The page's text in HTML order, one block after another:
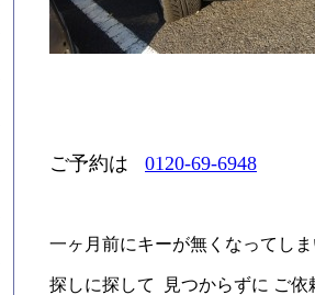
ご予約は 0120-69-6948
一ヶ月前にキーが無くなってしま
探しに探して 見つからずに ご依